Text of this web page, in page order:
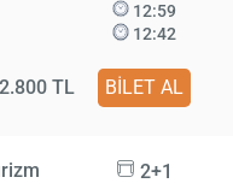
12:59
12:42
2.800 TL BİLET AL
2+1